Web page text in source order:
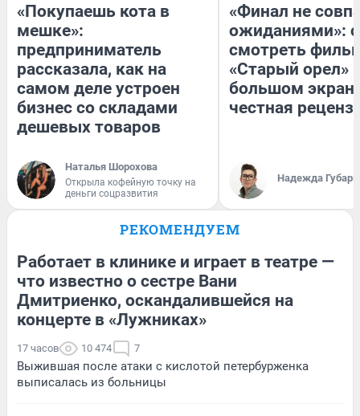
«Покупаешь кота в
мешке»:
предприниматель
рассказала, как на
самом деле устроен
бизнес со складами
дешевых товаров
Наталья Шорохова
Открыла кофейную точку на
деньги соцразвития
«Финал не
ожиданиями»:
смотреть
«Старый орел»
большом
честная
Надежда Губарь
РЕКОМЕНДУЕМ
Работает в клинике и играет в театре —
что известно о сестре Вани
Дмитриенко, оскандалившейся на
концерте в «Лужниках»
17 часов 10 474 7
Выжившая после атаки с кислотой петербурженка
выписалась из больницы